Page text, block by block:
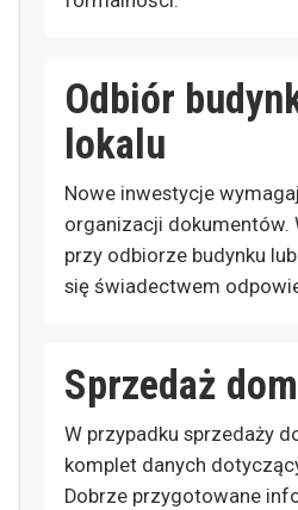
Odbiór
lokalu
Nowe inwestycje
organizacji dokumentów.
przy odbiorze budynku
się świadectwem
Sprzedaż
W przypadku sprzedaży
komplet danych
Dobrze przygotowane